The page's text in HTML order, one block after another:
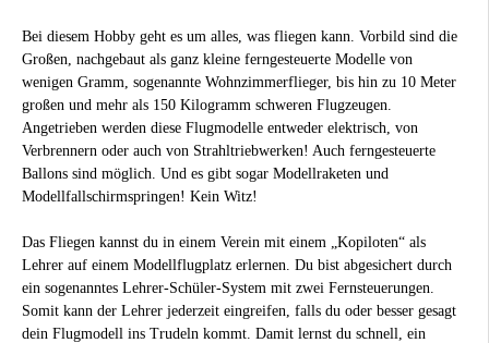
Bei diesem Hobby geht es um alles, was fliegen kann. Vorbild sind die
Großen, nachgebaut als ganz kleine ferngesteuerte Modelle von
wenigen Gramm, sogenannte Wohnzimmerflieger, bis hin zu 10 Meter
großen und mehr als 150 Kilogramm schweren Flugzeugen.
Angetrieben werden diese Flugmodelle entweder elektrisch, von
Verbrennern oder auch von Strahltriebwerken! Auch ferngesteuerte
Ballons sind möglich. Und es gibt sogar Modellraketen und
Modellfallschirmspringen! Kein Witz!
Das Fliegen kannst du in einem Verein mit einem „Kopiloten“ als
Lehrer auf einem Modellflugplatz erlernen. Du bist abgesichert durch
ein sogenanntes Lehrer-Schüler-System mit zwei Fernsteuerungen.
Somit kann der Lehrer jederzeit eingreifen, falls du oder besser gesagt
dein Flugmodell ins Trudeln kommt. Damit lernst du schnell, ein